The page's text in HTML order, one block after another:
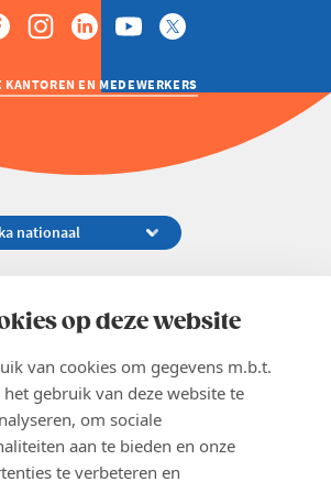
op deze website
van cookies om gegevens m.b.t.
gebruik van deze website te
om sociale
aan te bieden en onze
te verbeteren en
KANTOREN EN MEDEWERKERS
81 11
EN